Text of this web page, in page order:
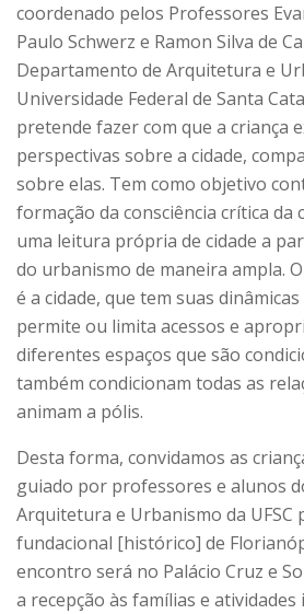
coordenado pelos Professores
Paulo Schwerz e Ramon Silva de
Departamento de Arquitetura e
Universidade Federal de Santa
pretende fazer com que a criança
perspectivas sobre a cidade,
sobre elas. Tem como objetivo
formação da consciência crítica da
uma leitura própria de cidade a
do urbanismo de maneira ampla.
é a cidade, que tem suas
permite ou limita acessos e
diferentes espaços que são
também condicionam todas as
animam a pólis.
Desta forma, convidamos as
guiado por professores e alunos
Arquitetura e Urbanismo da UFSC
fundacional [histórico] de
encontro será no Palácio Cruz e
a recepção às famílias e atividades